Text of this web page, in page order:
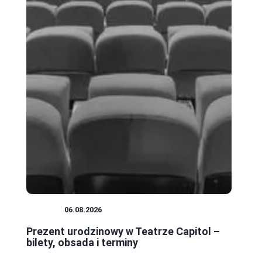
06.08.2026
Prezent urodzinowy w Teatrze Capitol –
bilety, obsada i terminy